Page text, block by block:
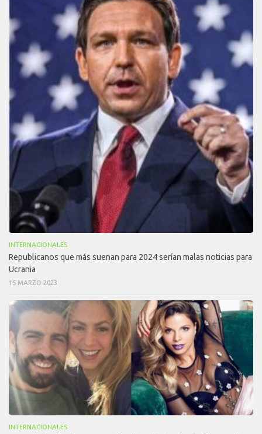
INTERNACIONALES
Republicanos que más suenan para 2024 serían malas noticias para
Ucrania
15 MARZO 2023
INTERNACIONALES